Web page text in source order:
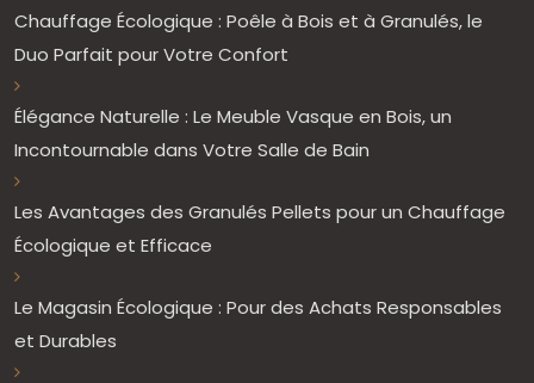
Chauffage Écologique : Poêle à Bois et à Granulés, le
Duo Parfait pour Votre Confort
Élégance Naturelle : Le Meuble Vasque en Bois, un
Incontournable dans Votre Salle de Bain
Les Avantages des Granulés Pellets pour un Chauffage
Écologique et Efficace
Le Magasin Écologique : Pour des Achats Responsables
et Durables